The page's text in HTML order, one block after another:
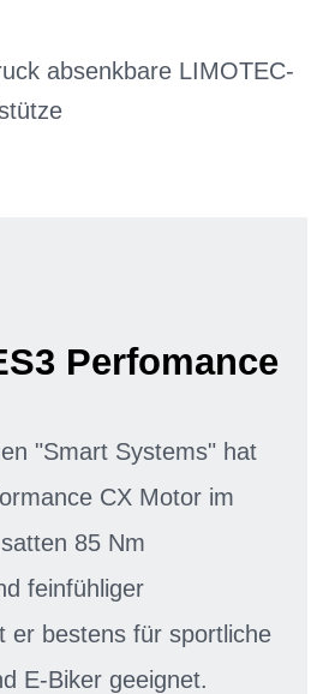
absenkbare LIMOTEC-
Perfomance
"Smart Systems" hat
CX Motor im
85 Nm
feinfühliger
er bestens für sportliche
E-Biker geeignet.